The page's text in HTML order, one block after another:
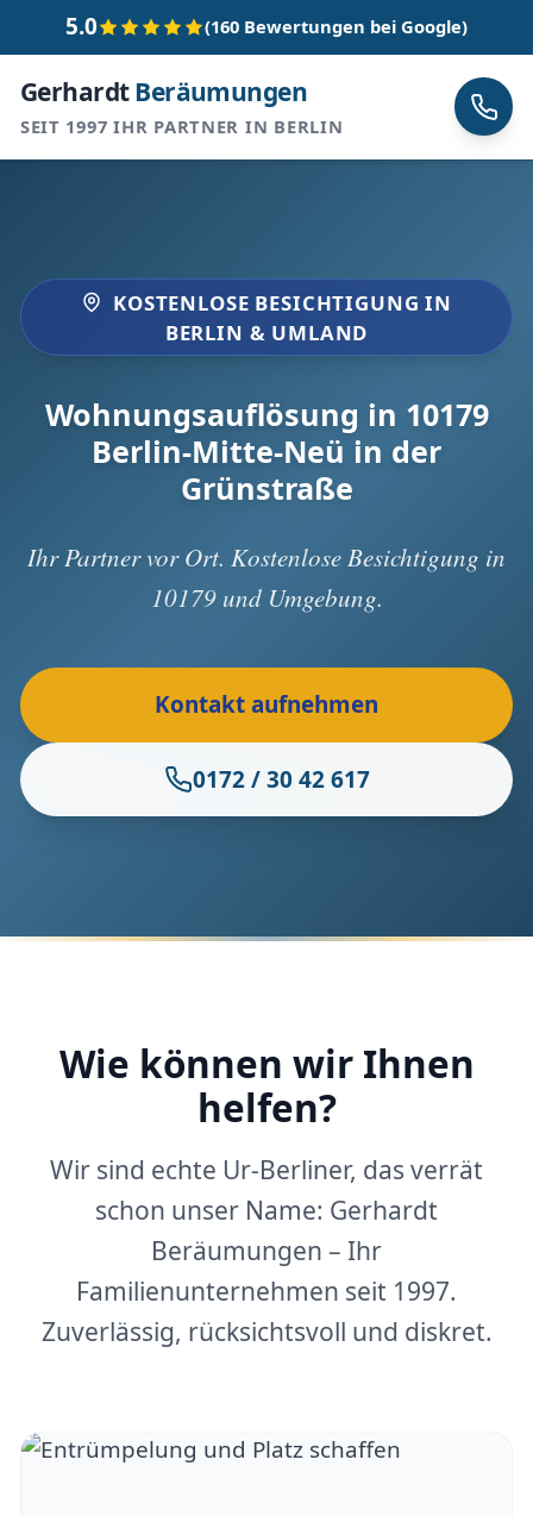
5.0 (160 Bewertungen bei Google)
GerhardtBeräumungen
SEIT 1997 IHR PARTNER IN BERLIN
KOSTENLOSE BESICHTIGUNG IN
BERLIN & UMLAND
Wohnungsauflösung in 10179
Berlin-Mitte-Neü in der
Grünstraße
Ihr Partner vor Ort. Kostenlose Besichtigung in
10179 und Umgebung.
Kontakt aufnehmen
0172 / 30 42 617
Wie können wir Ihnen
helfen?
Wir sind echte Ur-Berliner, das verrät
schon unser Name: Gerhardt
Beräumungen – Ihr
Familienunternehmen seit 1997.
Zuverlässig, rücksichtsvoll und diskret.